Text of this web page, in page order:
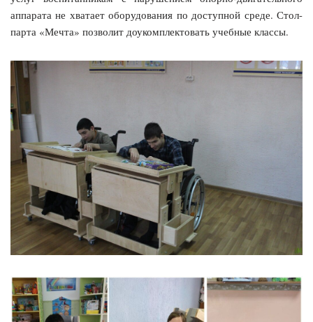
аппарата не хватает оборудования по доступной среде. Стол-
парта «Мечта» позволит доукомплектовать учебные классы.